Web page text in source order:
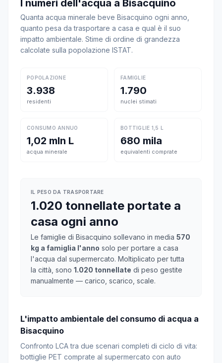
I numeri dell'acqua a Bisacquino
Quanta acqua minerale beve Bisacquino ogni anno,
quanto pesa da trasportare a casa e qual è il suo
impatto ambientale. Stime di ordine di grandezza
calcolate sulla popolazione ISTAT.
POPOLAZIONE
3.938
residenti
FAMIGLIE
1.790
nuclei stimati
CONSUMO ANNUO
1,02 mln L
acqua minerale
BOTTIGLIE 1,5 L
680 mila
equivalenti comprate
IL PESO DA TRASPORTARE
1.020 tonnellate portate a
casa ogni anno
Le famiglie di Bisacquino sollevano in media 570
kg a famiglia l'anno solo per portare a casa
l'acqua dal supermercato. Moltiplicato per tutta
la città, sono 1.020 tonnellate di peso gestite
manualmente — carico, scarico, scale.
L'impatto ambientale del consumo di acqua a
Bisacquino
Confronto LCA tra due scenari completi di ciclo di vita:
bottiglie PET comprate al supermercato con auto